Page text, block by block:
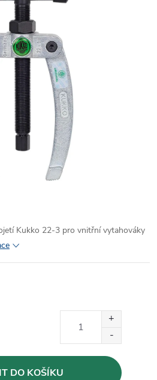
Kukko 22-3 pro vnitřní vytahováky
DO KOŠÍKU